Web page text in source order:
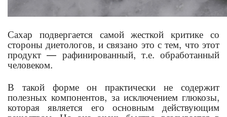
Сахар подвергается самой жесткой критике со
стороны диетологов, и связано это с тем, что этот
продукт — рафинированный, т.е. обработанный
человеком.
В такой форме он практически не содержит
полезных компонентов, за исключением глюкозы,
которая является его основным действующим